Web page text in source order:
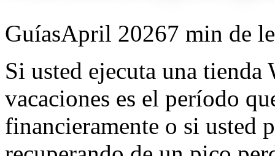
GuíasApril 20267 min de
Si usted ejecuta una tienda
vacaciones es el período
financieramente o si usted